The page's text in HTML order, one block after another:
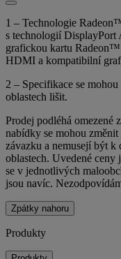
1 – Technologie
s technologií
grafickou kartu
HDMI a kompatibilní
2 – Specifikace se
oblastech lišit.
Prodej podléhá omezené
nabídky se mohou
závazku a nemusejí být k
oblastech. Uvedené ceny
se v jednotlivých
jsou navíc.
Zpátky nahoru
Produkty